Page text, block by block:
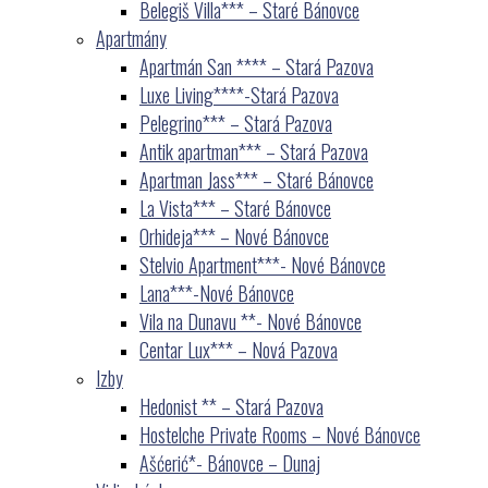
Belegiš Villa*** – Staré Bánovce
Apartmány
Apartmán San **** – Stará Pazova
Luxe Living****-Stará Pazova
Pelegrino*** – Stará Pazova
Antik apartman*** – Stará Pazova
Apartman Jass*** – Staré Bánovce
La Vista*** – Staré Bánovce
Orhideja*** – Nové Bánovce
Stelvio Apartment***- Nové Bánovce
Lana***-Nové Bánovce
Vila na Dunavu **- Nové Bánovce
Centar Lux*** – Nová Pazova
Izby
Hedonist ** – Stará Pazova
Hostelche Private Rooms – Nové Bánovce
Ašćerić*- Bánovce – Dunaj